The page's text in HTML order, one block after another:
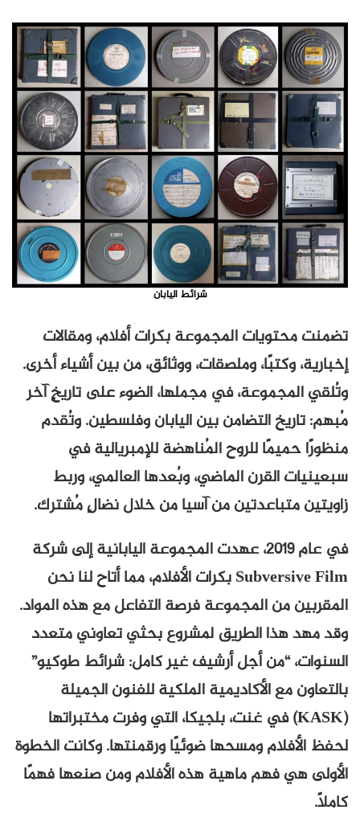
شرائط اليابان
تضمنت محتويات المجموعة بكرات أفلام، ومقالات
إخبارية، وكتبًا، وملصقات، ووثائق، من بين أشياء أخرى.
وتُلقي المجموعة، في مجملها، الضوء على تاريخٍ آخر
مُبهم: تاريخ التضامن بين اليابان وفلسطين. وتُقدم
منظورًا حميمًا للروح المُناهضة للإمبريالية في
سبعينيات القرن الماضي، وبُعدها العالمي، وربط
زاويتين متباعدتين من آسيا من خلال نضالٍ مُشترك.
في عام ٢٠١٩، عهدت المجموعة اليابانية إلى شركة
Subversive Film بكرات الأفلام، مما أتاح لنا نحن
المقربين من المجموعة فرصة التفاعل مع هذه المواد.
وقد مهد هذا الطريق لمشروع بحثي تعاوني متعدد
السنوات، “من أجل أرشيف غير كامل: شرائط طوكيو”
بالتعاون مع الأكاديمية الملكية للفنون الجميلة
(KASK) في غنت، بلجيكا، التي وفرت مختبراتها
لحفظ الأفلام ومسحها ضوئيًا ورقمنتها. وكانت الخطوة
الأولى هي فهم ماهية هذه الأفلام ومن صنعها فهمًا
كاملًا.